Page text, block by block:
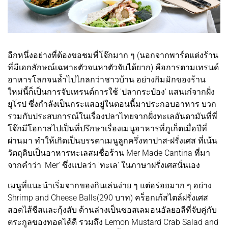
อีกหนึ่งอย่างที่ต้องขอชมพี่โจ๊กมาก ๆ (นอกจากพาร์ตแต่งร้าน
ที่มีเอกลักษณ์เฉพาะตัวจนหาตัวจับได้ยาก) คือการตามเทรนด์
อาหารโลกจนล้ำไปไกลกว่าชาวบ้าน อย่างกิมมิกของร้าน
ใหม่นี้ก็เป็นการจับเทรนด์การใช้ 'ปลากระป๋อง' แสนเก๋จากฝั่ง
ยุโรป ซึ่งกำลังเป็นกระแสอยู่ในตอนนี้มาประกอบอาหาร บวก
รวมกับประสบการณ์ในเรื่องปลาไทยจากฝั่งทะเลอันดามันที่พี่
โจ๊กมีโอกาสไปเป็นที่ปรึกษาเรื่องเมนูอาหารที่ภูเก็ตเมื่อปีที่
ผ่านมา ทำให้เกิดเป็นบรรดาเมนูลูกครึ่งทาปาส-ฝรั่งเศส ที่เน้น
วัตถุดิบเป็นอาหารทะเลสมชื่อร้าน Mer Made Cantina ที่มา
จากคำว่า 'Mer' ซึ่งแปลว่า 'ทะเล' ในภาษาฝรั่งเศสนั่นเอง
เมนูที่แนะนำเริ่มจากของกินเล่นง่าย ๆ แต่อร่อยมาก ๆ อย่าง
Shrimp and Cheese Balls(290 บาท) คร็อกเก้สไตล์ฝรั่งเศส
สอดไส้ชีสและกุ้งสับ ด้านล่างเป็นซอสเลมอนอัลยอลีที่จับคู่กับ
ตระกูลของทอดได้ดี รวมถึง Lemon Mustard Crab Salad and